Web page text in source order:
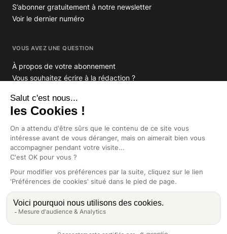
S’abonner gratuitement à notre newsletter
Voir le dernier numéro
VOUS AVEZ UNE QUESTION
À propos de votre abonnement
Vous souhaitez écrire à la rédaction ?
GROUPE INDIGO PUBLICATIONS
En savoir plus sur Indigo Publications
La Lettre
Glitz.paris
Africa Intelligence
Intelligence Online